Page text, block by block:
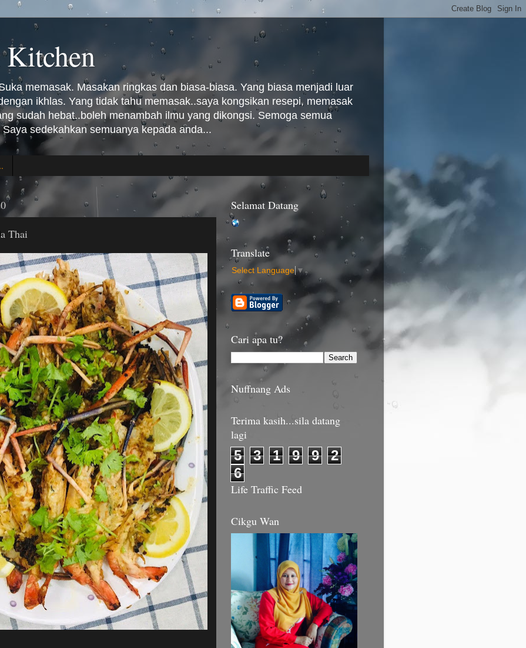
memasak. Masakan ringkas dan biasa-biasa. Yang biasa menjadi luar
ikhlas. Yang tidak tahu memasak..saya kongsikan resepi, memasak
sudah hebat..boleh menambah ilmu yang dikongsi. Semoga semua
sedekahkan semuanya kepada anda...
Thai
Selamat Datang
Translate
Select Language ▼
Cari apa tu?
Nuffnang Ads
Terima kasih...sila datang
lagi
5 3 1 9 9
2
6
Life Traffic Feed
Cikgu Wan